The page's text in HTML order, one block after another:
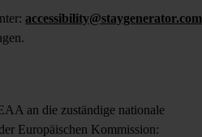
accessibility@staygenerator.com
an die zuständige nationale
Europäischen Kommission: